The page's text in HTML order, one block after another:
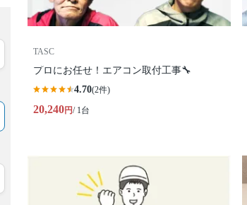
TASC
プロにお任せ！エアコン取付工事🔧
4.70(2件)
20,240円/ 1台